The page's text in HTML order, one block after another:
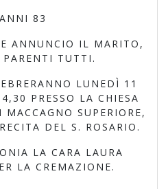
83
ANNUNCIO IL MARITO,
TUTTI.
LUNEDÌ 11
PRESSO LA CHIESA
SUPERIORE,
DEL S. ROSARIO.
LA CARA LAURA
LA CREMAZIONE.